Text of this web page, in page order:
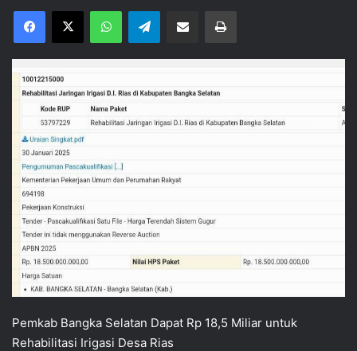
Facebook
X WhatsAppTelegram Share via Email Print
Pemkab Bangka Selatan Dapat Rp 18,5 Miliar untuk
Rehabilitasi Irigasi Desa Rias